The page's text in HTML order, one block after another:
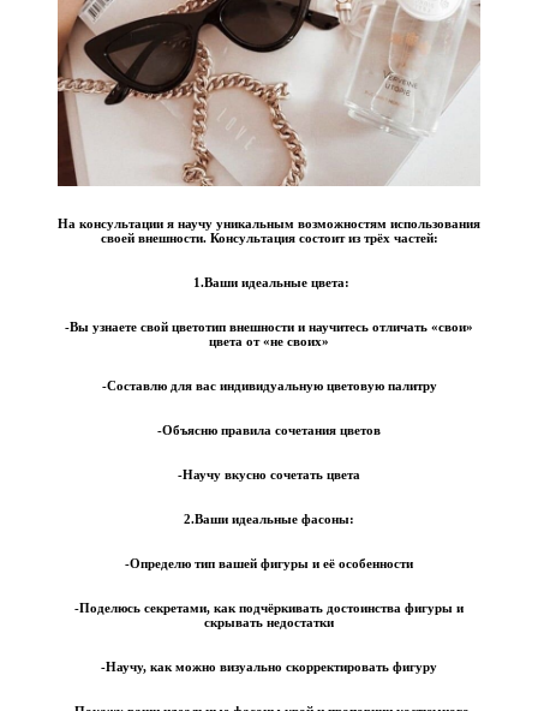
На консультации я научу уникальным возможностям использования
своей внешности. Консультация состоит из трёх частей:
1.Ваши идеальные цвета:
-Вы узнаете свой цветотип внешности и научитесь отличать «свои»
цвета от «не своих»
-Составлю для вас индивидуальную цветовую палитру
-Объясню правила сочетания цветов
-Научу вкусно сочетать цвета
2.Ваши идеальные фасоны:
-Определю тип вашей фигуры и её особенности
-Поделюсь секретами, как подчёркивать достоинства фигуры и
скрывать недостатки
-Научу, как можно визуально скорректировать фигуру